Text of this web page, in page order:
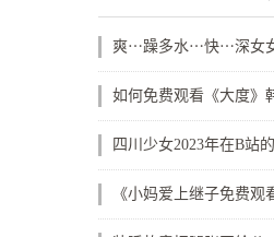
如何免费观看《大度》
《小妈爱上继子免费观